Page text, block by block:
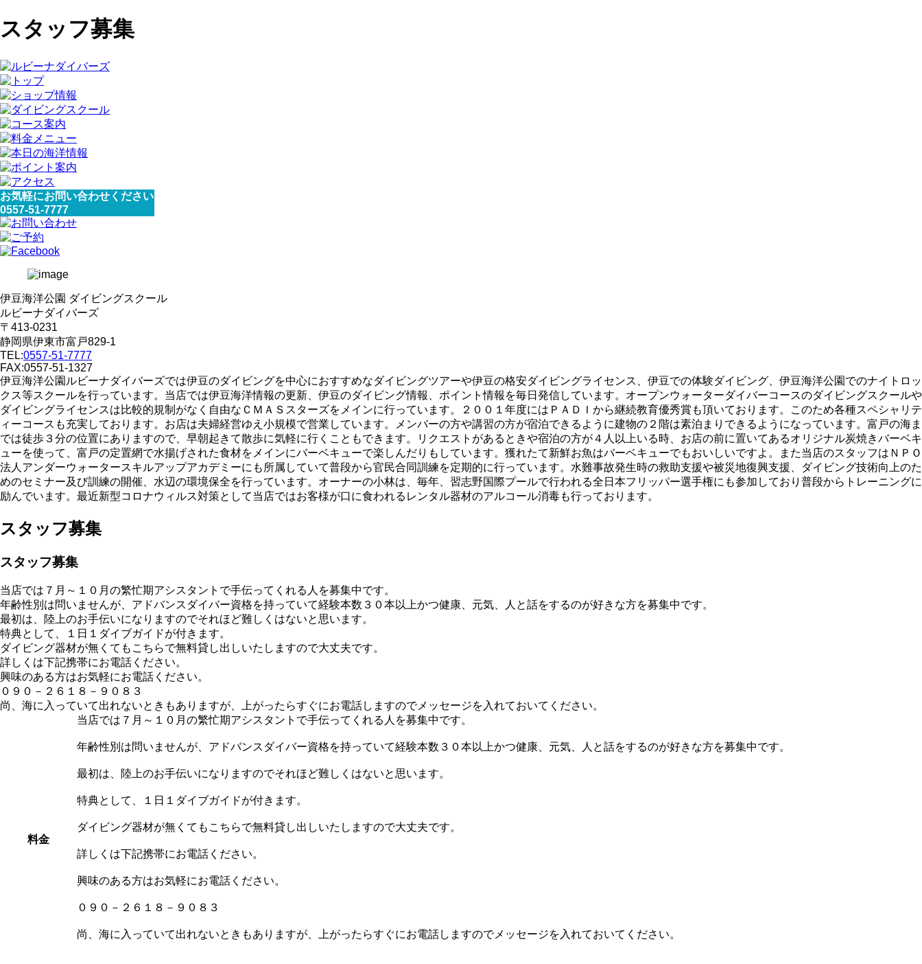
スタッフ募集
お気軽にお問い合わせください
0557-51-7777
伊豆海洋公園 ダイビングスクール
ルビーナダイバーズ
〒413-0231
静岡県伊東市富戸829-1
TEL:0557-51-7777
FAX:0557-51-1327
伊豆海洋公園ルビーナダイバーズでは伊豆のダイビングを中心におすすめなダイビングツアーや伊豆の格安ダイビングライセンス、伊豆での体験ダイビング、伊豆海洋公園でのナイトロッ
クス等スクールを行っています。当店では伊豆海洋情報の更新、伊豆のダイビング情報、ポイント情報を毎日発信しています。オープンウォーターダイバーコースのダイビングスクールや
ダイビングライセンスは比較的規制がなく自由なＣＭＡＳスターズをメインに行っています。２００１年度にはＰＡＤＩから継続教育優秀賞も頂いております。このため各種スペシャリテ
ィーコースも充実しております。お店は夫婦経営ゆえ小規模で営業しています。メンバーの方や講習の方が宿泊できるように建物の２階は素泊まりできるようになっています。富戸の海ま
では徒歩３分の位置にありますので、早朝起きて散歩に気軽に行くこともできます。リクエストがあるときや宿泊の方が４人以上いる時、お店の前に置いてあるオリジナル炭焼きバーベキ
ューを使って、富戸の定置網で水揚げされた食材をメインにバーベキューで楽しんだりもしています。獲れたて新鮮お魚はバーベキューでもおいしいですよ。また当店のスタッフはＮＰＯ
法人アンダーウォータースキルアップアカデミーにも所属していて普段から官民合同訓練を定期的に行っています。水難事故発生時の救助支援や被災地復興支援、ダイビング技術向上のた
めのセミナー及び訓練の開催、水辺の環境保全を行っています。オーナーの小林は、毎年、習志野国際プールで行われる全日本フリッパー選手権にも参加しており普段からトレーニングに
励んでいます。最近新型コロナウィルス対策として当店ではお客様が口に食われるレンタル器材のアルコール消毒も行っております。
スタッフ募集
スタッフ募集
当店では７月～１０月の繁忙期アシスタントで手伝ってくれる人を募集中です。
年齢性別は問いませんが、アドバンスダイバー資格を持っていて経験本数３０本以上かつ健康、元気、人と話をするのが好きな方を募集中です。
最初は、陸上のお手伝いになりますのでそれほど難しくはないと思います。
特典として、１日１ダイブガイドが付きます。
ダイビング器材が無くてもこちらで無料貸し出しいたしますので大丈夫です。
詳しくは下記携帯にお電話ください。
興味のある方はお気軽にお電話ください。
０９０－２６１８－９０８３
尚、海に入っていて出れないときもありますが、上がったらすぐにお電話しますのでメッセージを入れておいてください。
料金
当店では７月～１０月の繁忙期アシスタントで手伝ってくれる人を募集中です。
年齢性別は問いませんが、アドバンスダイバー資格を持っていて経験本数３０本以上かつ健康、元気、人と話をするのが好きな方を募集中です。
最初は、陸上のお手伝いになりますのでそれほど難しくはないと思います。
特典として、１日１ダイブガイドが付きます。
ダイビング器材が無くてもこちらで無料貸し出しいたしますので大丈夫です。
詳しくは下記携帯にお電話ください。
興味のある方はお気軽にお電話ください。
０９０－２６１８－９０８３
尚、海に入っていて出れないときもありますが、上がったらすぐにお電話しますのでメッセージを入れておいてください。